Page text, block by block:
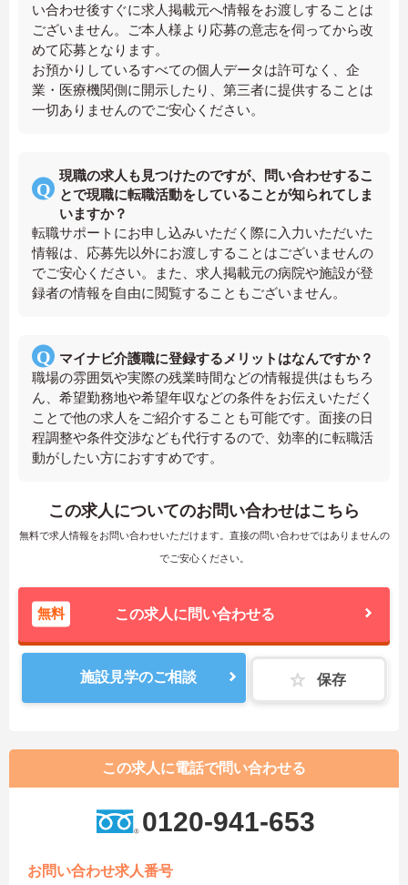
い合わせ後すぐに求人掲載元へ情報をお渡しすることは
ございません。ご本人様より応募の意志を伺ってから改
めて応募となります。
お預かりしているすべての個人データは許可なく、企
業・医療機関側に開示したり、第三者に提供することは
一切ありませんのでご安心ください。
現職の求人も見つけたのですが、問い合わせするこ
とで現職に転職活動をしていることが知られてしま
いますか？
転職サポートにお申し込みいただく際に入力いただいた
情報は、応募先以外にお渡しすることはございませんの
でご安心ください。また、求人掲載元の病院や施設が登
録者の情報を自由に閲覧することもございません。
マイナビ介護職に登録するメリットはなんですか？
職場の雰囲気や実際の残業時間などの情報提供はもちろ
ん、希望勤務地や希望年収などの条件をお伝えいただく
ことで他の求人をご紹介することも可能です。面接の日
程調整や条件交渉なども代行するので、効率的に転職活
動がしたい方におすすめです。
この求人についてのお問い合わせはこちら
無料で求人情報をお問い合わせいただけます。直接の問い合わせではありませんの
でご安心ください。
無料 この求人に問い合わせる
施設見学のご相談 保存
この求人に電話で問い合わせる
0120-941-653
お問い合わせ求人番号